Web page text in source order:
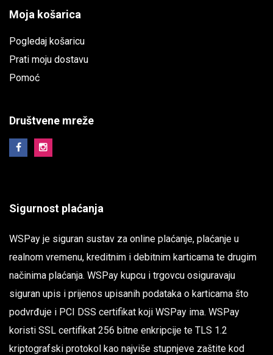
Moja košarica
Pogledaj košaricu
Prati moju dostavu
Pomoć
Društvene mreže
Sigurnost plaćanja
WSPay je siguran sustav za online plaćanje, plaćanje u
realnom vremenu, kreditnim i debitnim karticama te drugim
načinima plaćanja. WSPay kupcu i trgovcu osiguravaju
siguran upis i prijenos upisanih podataka o karticama što
podvrđuje i PCI DSS certifikat koji WSPay ima. WSPay
koristi SSL certifikat 256 bitne enkripcije te TLS 1.2
kriptografski protokol kao najviše stupnjeve zaštite kod